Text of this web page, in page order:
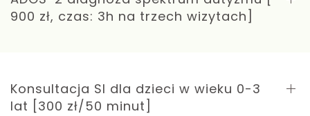
900 zł, czas: 3h na trzech wizytach]
Konsultacja SI dla dzieci w wieku 0-3
lat [300 zł/50 minut]